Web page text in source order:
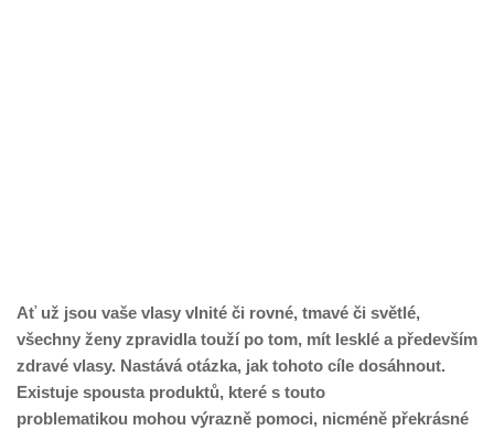
Ať už jsou vaše vlasy vlnité či rovné, tmavé či světlé,
všechny ženy zpravidla touží po tom, mít lesklé a především
zdravé vlasy. Nastává otázka, jak tohoto cíle dosáhnout.
Existuje spousta produktů, které s touto
problematikou mohou výrazně pomoci, nicméně překrásné